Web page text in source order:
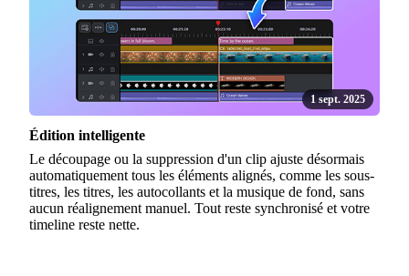
1 sept. 2025
Édition intelligente
Le découpage ou la suppression d'un clip ajuste désormais
automatiquement tous les éléments alignés, comme les sous-
titres, les titres, les autocollants et la musique de fond, sans
aucun réalignement manuel. Tout reste synchronisé et votre
timeline reste nette.